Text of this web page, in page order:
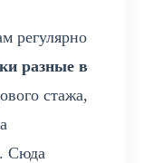
регулярно
разные в
стажа,
Сюда